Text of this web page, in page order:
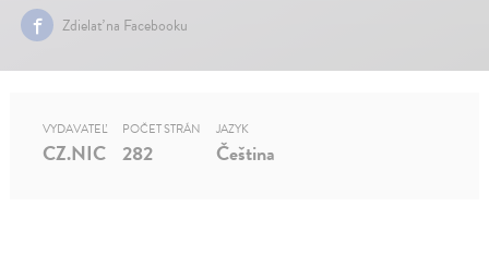
Zdielať na Facebooku
VYDAVATEĽ
CZ.NIC
POČET STRÁN
282
JAZYK
Čeština